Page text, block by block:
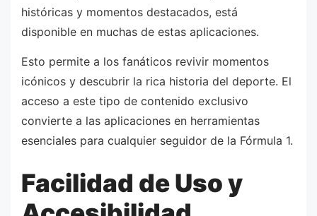
históricas y momentos destacados, está
disponible en muchas de estas aplicaciones.
Esto permite a los fanáticos revivir momentos
icónicos y descubrir la rica historia del deporte. El
acceso a este tipo de contenido exclusivo
convierte a las aplicaciones en herramientas
esenciales para cualquier seguidor de la Fórmula 1.
Facilidad de Uso y